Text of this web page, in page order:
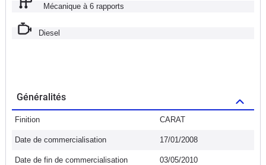
Mécanique à 6 rapports
Diesel
Généralités
Finition CARAT
Date de commercialisation 17/01/2008
Date de fin de commercialisation 03/05/2010